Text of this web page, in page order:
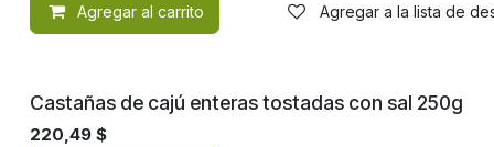
Agregar al carrito Agregar a la lista de
Castañas de cajú enteras tostadas con sal 250g
220,49 $